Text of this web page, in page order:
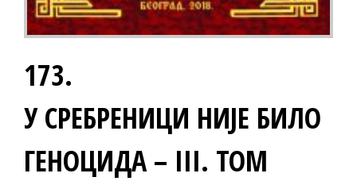
173.
У СРЕБРЕНИЦИ НИЈЕ БИЛО
ГЕНОЦИДА – III. ТОМ